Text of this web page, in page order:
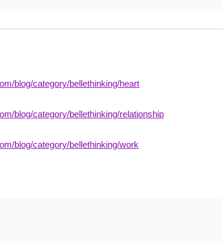
blog/category/bellethinking/heart
blog/category/bellethinking/relationship
blog/category/bellethinking/work